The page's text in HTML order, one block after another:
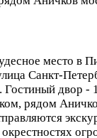
место в
Санкт-
Гостиный двор -
рядом